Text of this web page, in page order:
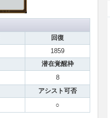
回復
1859
潜在覚醒枠
8
アシスト可否
○